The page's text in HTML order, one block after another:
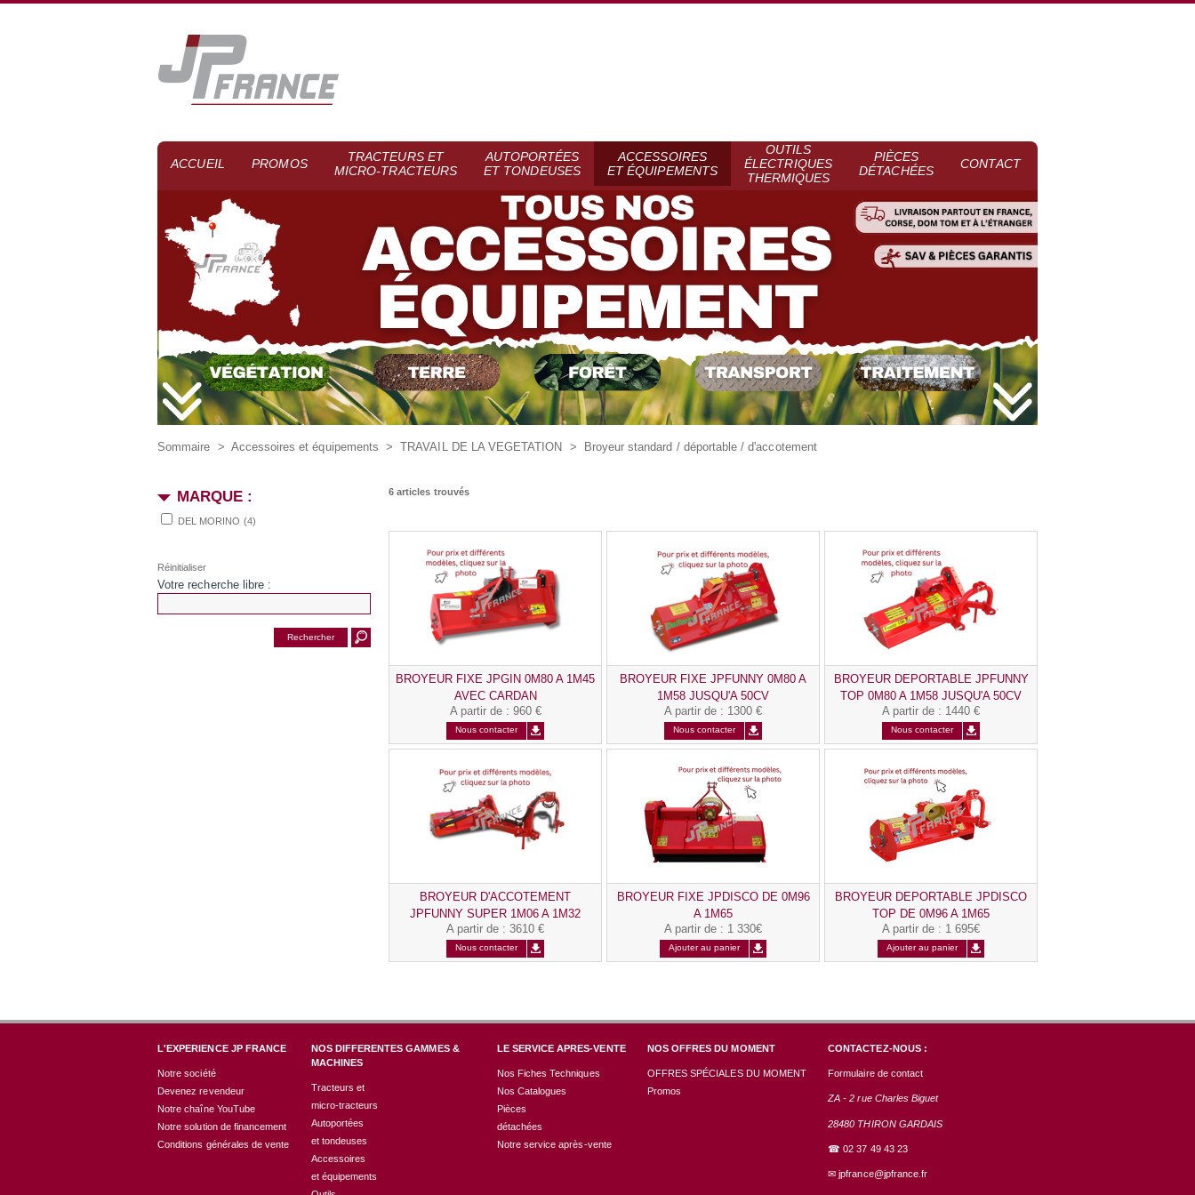
ACCUEIL PROMOS
TRACTEURS ET
MICRO-TRACTEURS
AUTOPORTÉES
ET TONDEUSES
ACCESSOIRES
ET ÉQUIPEMENTS
OUTILS
ÉLECTRIQUES
THERMIQUES
PIÈCES
DÉTACHÉES
CONTACT
Sommaire > Accessoires et équipements >TRAVAIL DE LA VEGETATION > Broyeur standard / déportable / d'accotement
MARQUE :
DEL MORINO (4)
Votre recherche libre :
6 articles trouvés
BROYEUR FIXE JPGIN 0M80 A 1M45
AVEC CARDAN
A partir de: 960 €
Nous contacter
BROYEUR FIXE JPFUNNY 0M80 A
1M58 JUSQU'A 50CV
A partir de : 1300 €
Nous contacter
BROYEUR DEPORTABLE JPFUNNY
TOP 0M80 A 1M58 JUSQU'A 50CV
A partir de : 1440 €
Nous contacter
BROYEUR D'ACCOTEMENT
JPFUNNY SUPER 1M06 A 1M32
JUSQU'A 35CV
A partir de : 3610 €
Nous contacter
BROYEUR FIXE JPDISCO DE 0M96
A 1M65
A partir de : 1 330€
Ajouter au panier
BROYEUR DEPORTABLE JPDISCO
TOP DE 0M96 A 1M65
A partir de : 1 695€
Ajouter au panier
L'EXPERIENCE JP FRANCE
Notre société
Devenez revendeur
Notre chaîne YouTube
Notre solution de financement
Conditions générales de vente
NOS DIFFERENTES GAMMES &
MACHINES
Tracteurs et
micro-tracteurs
Autoportées
et tondeuses
Accessoires
et équipements
LE SERVICE APRES-VENTE
Nos Fiches Techniques
Nos Catalogues
Pièces
détachées
Notre service après-vente
NOS OFFRES DU MOMENT
OFFRES SPÉCIALES DU MOMENT
Promos
CONTACTEZ-NOUS :
Formulaire de contact
ZA - 2 rue Charles Biguet
28480 THIRON GARDAIS
☎ 02 37 49 43 23
✉jpfrance@jpfrance.fr